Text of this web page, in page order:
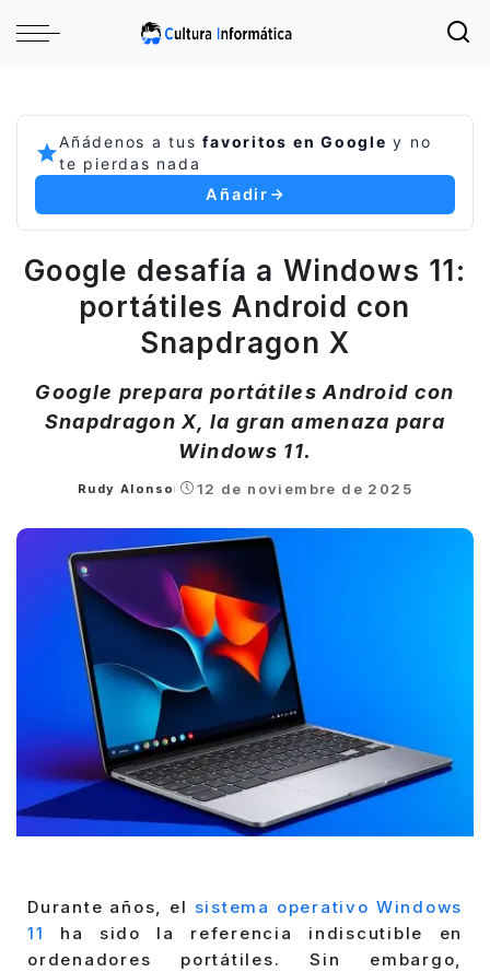
Añádenos a tusfavoritos en Google y no
te pierdas nada
Añadir
Google desafía a Windows 11:
portátiles Android con
Snapdragon X
Google prepara portátiles Android con
Snapdragon X, la gran amenaza para
Windows 11.
Posted
Rudy Alonso 12 de noviembre de 2025
Durante años, el sistema operativo Windows
11
ha sido la referencia indiscutible en
ordenadores portátiles. Sin embargo,